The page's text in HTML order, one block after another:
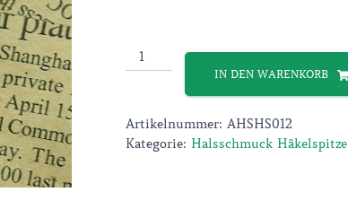
Blütenanhänger
aus
-
Frühlingsfarben
IN DEN WARENKORB
Artikelnummer: AHSHS012
Kategorie: Halsschmuck Häkelspitze